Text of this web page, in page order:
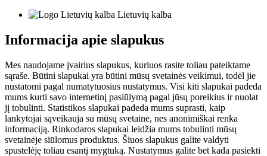
Lietuvių kalba
Informacija apie slapukus
Mes naudojame įvairius slapukus, kuriuos rasite toliau pateiktame
sąraše. Būtini slapukai yra būtini mūsų svetainės veikimui, todėl jie
nustatomi pagal numatytuosius nustatymus. Visi kiti slapukai padeda
mums kurti savo internetinį pasiūlymą pagal jūsų poreikius ir nuolat
jį tobulinti. Statistikos slapukai padeda mums suprasti, kaip
lankytojai sąveikauja su mūsų svetaine, nes anonimiškai renka
informaciją. Rinkodaros slapukai leidžia mums tobulinti mūsų
svetainėje siūlomus produktus. Šiuos slapukus galite valdyti
spustelėję toliau esantį mygtuką. Nustatymus galite bet kada pasiekti